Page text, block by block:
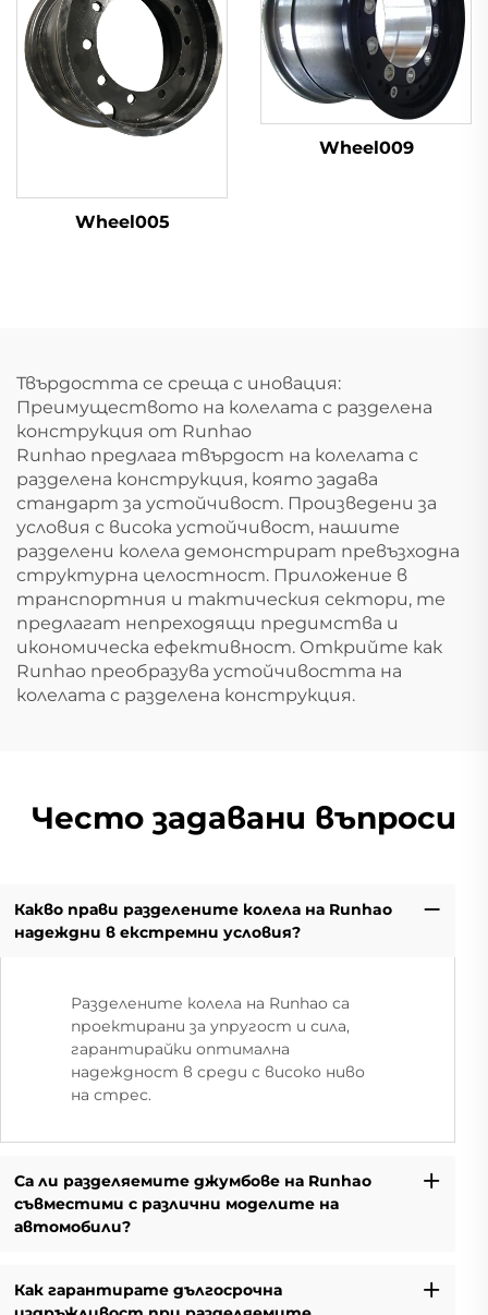
Wheel005
Wheel009
Твърдостта се среща с иновация:
Преимуществото на колелата с разделена
конструкция от Runhao
Runhao предлага твърдост на колелата с
разделена конструкция, която задава
стандарт за устойчивост. Произведени за
условия с висока устойчивост, нашите
разделени колела демонстрират превъзходна
структурна целостност. Приложение в
транспортния и тактическия сектори, те
предлагат непреходящи предимства и
икономическа ефективност. Открийте как
Runhao преобразува устойчивостта на
колелата с разделена конструкция.
Често задавани въпроси
Какво прави разделените колела на Runhao
надеждни в екстремни условия?
Разделените колела на Runhao са
проектирани за упругост и сила,
гарантирайки оптимална
надеждност в среди с високо ниво
на стрес.
Са ли разделяемите джумбове на Runhao
съвместими с различни моделите на
автомобили?
Как гарантирате дългосрочна